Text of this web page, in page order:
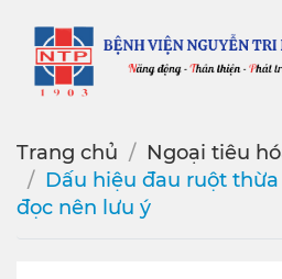
Trang chủ
Ngoại tiêu
️Dấu hiệu đau ruột
đọc nên lưu ý